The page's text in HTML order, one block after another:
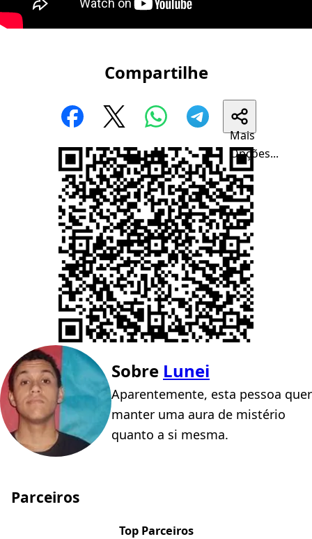
Compartilhe
Mais
Opções...
Sobre Lunei
Aparentemente, esta pessoa quer
manter uma aura de mistério
quanto a si mesma.
Parceiros
Top Parceiros